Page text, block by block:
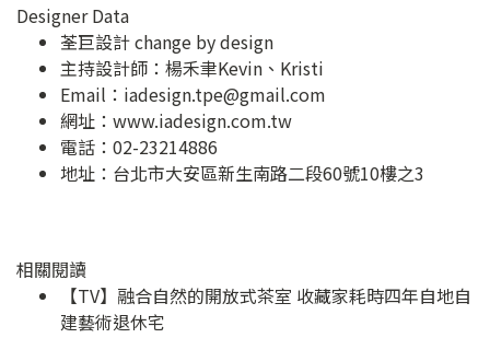
Designer Data
荃巨設計 change by design
主持設計師：楊禾聿Kevin、Kristi
Email： iadesign.tpe@gmail.com
網址： www.iadesign.com.tw
電話：02-23214886
地址： 台北市大安區新生南路二段60號10樓之3
相關閱讀
【TV】融合自然的開放式茶室 收藏家耗時四年自地自
建藝術退休宅